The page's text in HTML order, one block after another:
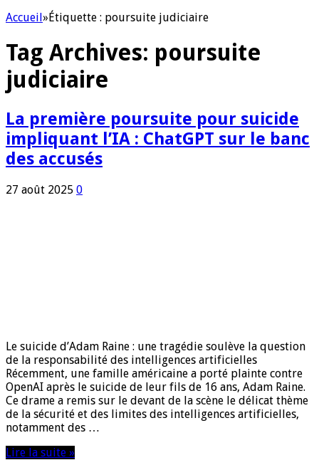
Accueil»Étiquette : poursuite judiciaire
Tag Archives: poursuite
judiciaire
La première poursuite pour suicide
impliquant l’IA : ChatGPT sur le banc
des accusés
27 août 2025 0
Le suicide d’Adam Raine : une tragédie soulève la question
de la responsabilité des intelligences artificielles
Récemment, une famille américaine a porté plainte contre
OpenAI après le suicide de leur fils de 16 ans, Adam Raine.
Ce drame a remis sur le devant de la scène le délicat thème
de la sécurité et des limites des intelligences artificielles,
notamment des …
Lire la suite »